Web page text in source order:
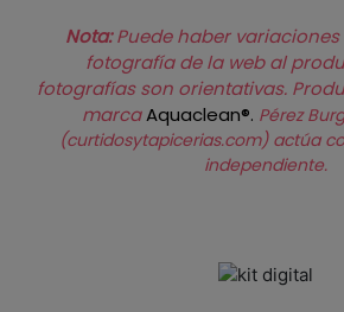
Nota:Puede haber
fotografía de la web al
fotografías son orientativas.
marcaAquaclean®. Pérez
(curtidosytapicerias.com) actúa
independiente.